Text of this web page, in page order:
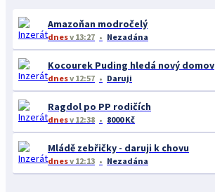
Amazoňan modročelý
dnesv 13:27 Nezadána
Kocourek Puding hledá nový domov
dnesv 12:57 Daruji
Ragdol po PP rodičích
dnesv 12:38 8000 Kč
Mládě zebřičky - daruji k chovu
dnesv 12:13 Nezadána